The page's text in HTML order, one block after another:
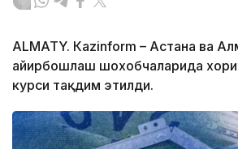
ALMATY. Кazinform – Астана ва
айирбошлаш шохобчаларида
курси тақдим этилди.